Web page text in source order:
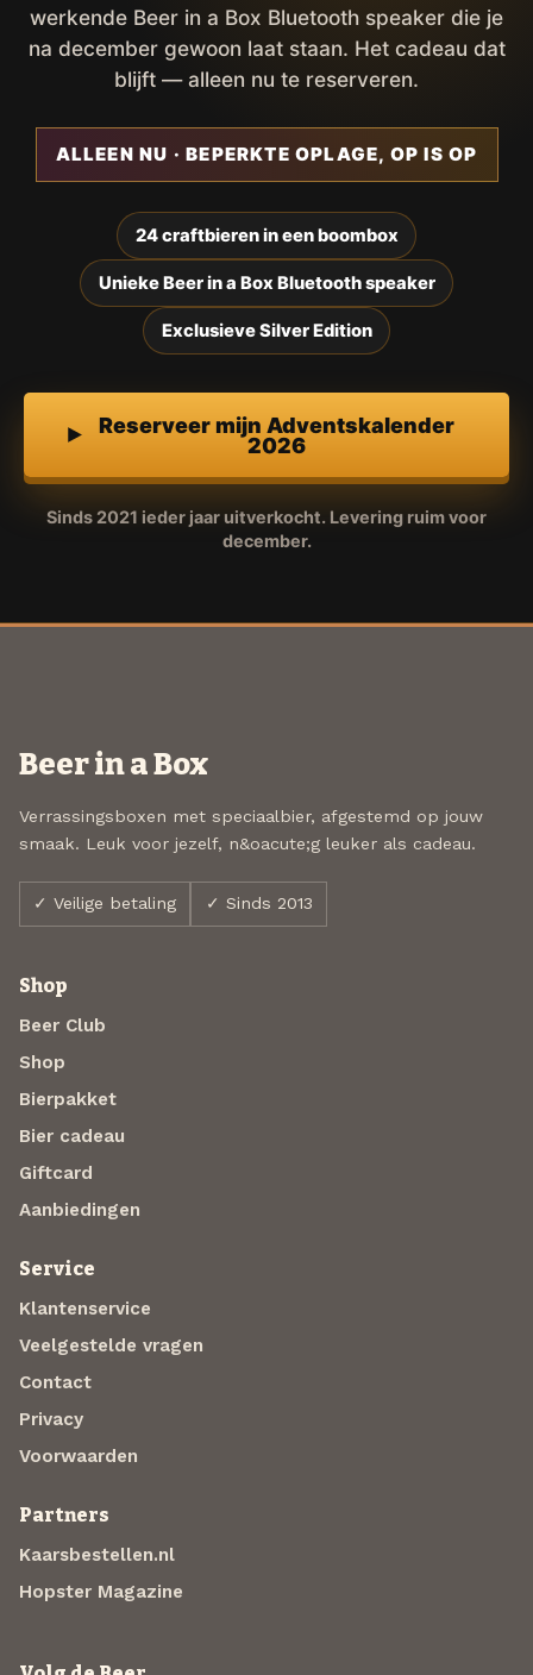
werkende Beer in a Box Bluetooth speaker die je
na december gewoon laat staan. Het cadeau dat
blijft — alleen nu te reserveren.
ALLEEN NU · BEPERKTE OPLAGE, OP IS OP
24 craftbieren in een boombox
Unieke Beer in a Box Bluetooth speaker
Exclusieve Silver Edition
Reserveer mijn Adventskalender
2026
Sinds 2021 ieder jaar uitverkocht. Levering ruim voor
december.
Beer in a Box
Verrassingsboxen met speciaalbier, afgestemd op jouw
smaak. Leuk voor jezelf, n&oacute;g leuker als cadeau.
✓ Veilige betaling ✓ Sinds 2013
Shop
Beer Club
Shop
Bierpakket
Bier cadeau
Giftcard
Aanbiedingen
Service
Klantenservice
Veelgestelde vragen
Contact
Privacy
Voorwaarden
Partners
Kaarsbestellen.nl
Hopster Magazine